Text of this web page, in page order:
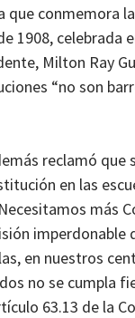
que conmemora
1908, celebrada
Milton Ray
“no son
reclamó que
en las
más
imperdonable
en nuestros
no se cumpla
63.13 de la